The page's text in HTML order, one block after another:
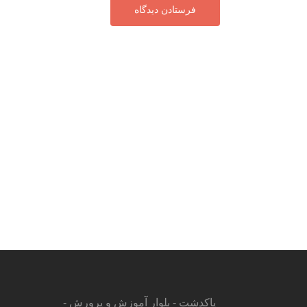
پاکدشت - بلوار آموزش و پرورش -